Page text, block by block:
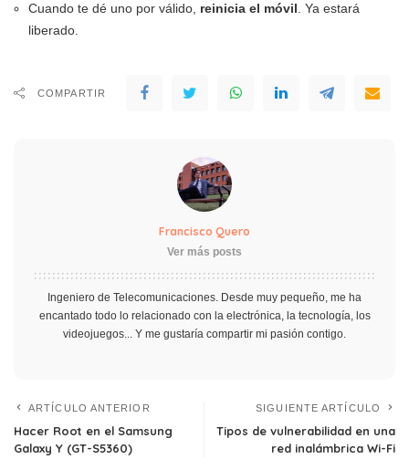
Cuando te dé uno por válido, reinicia el móvil . Ya estará
liberado.
COMPARTIR
Francisco Quero
Ver más posts
Ingeniero de Telecomunicaciones. Desde muy pequeño, me ha
encantado todo lo relacionado con la electrónica, la tecnología, los
videojuegos... Y me gustaría compartir mi pasión contigo.
ARTÍCULO ANTERIOR
Hacer Root en el Samsung
Galaxy Y (GT-S5360)
SIGUIENTE ARTÍCULO
Tipos de vulnerabilidad en una
red inalámbrica Wi-Fi